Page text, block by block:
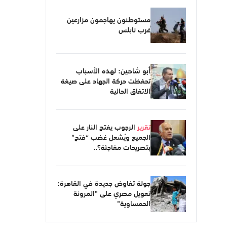
مستوطنون يهاجمون مزارعين
غرب نابلس
أبو شاهين: لهذه الأسباب
تحفظت حركة الجهاد على صيغة
الاتفاق الحالية
تقرير الرجوب يفتح النار على
الجميع ويُشعل غضب “فتح”
بتصريحات مفاجئة؟..
جولة تفاوض جديدة في القاهرة:
تعويل مصري على "المرونة
الحمساوية"